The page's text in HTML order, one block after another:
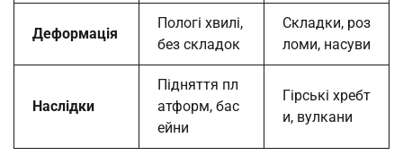
Деформація
Пологі хвилі,
без складок
Складки, роз
ломи, насуви
Наслідки
Підняття пл
атформ, бас
ейни
Гірські хребт
и, вулкани